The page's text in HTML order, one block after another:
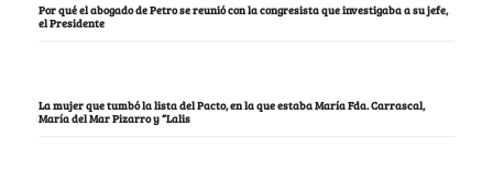
Por qué el abogado de Petro se reunió con la congresista que investigaba a su jefe,
el Presidente
La mujer que tumbó la lista del Pacto, en la que estaba María Fda. Carrascal,
María del Mar Pizarro y “Lalis